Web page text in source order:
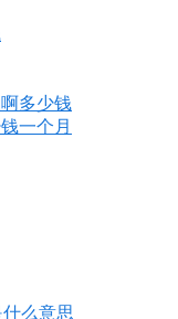
多少钱
一个月
么意思